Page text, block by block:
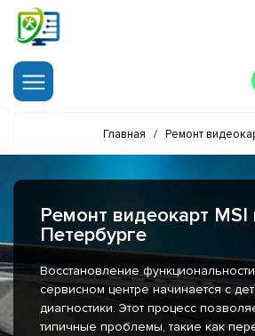
Главная / Ремонт
Ремонт видеокарт MSI
Петербурге
Восстановление
сервисном центре начинается с
диагностики. Этот процесс
типичные проблемы, такие как